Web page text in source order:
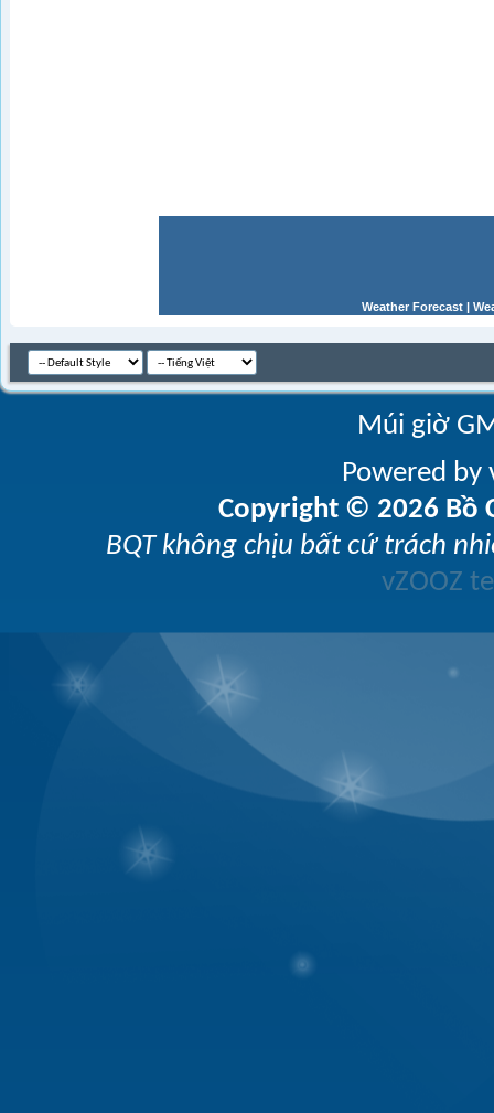
Weather Forecast |
Múi giờ
Powered
Copyright © 2026 Bồ
BQT không chịu bất cứ trách
vZOOZ